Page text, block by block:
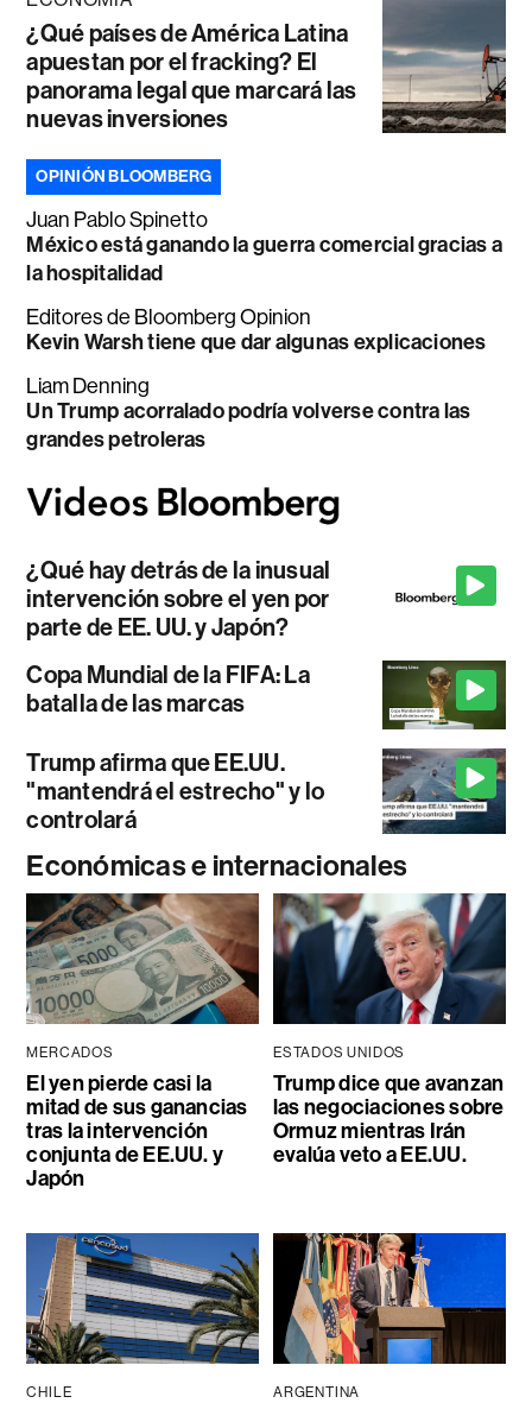
¿Qué países de América Latina
apuestan por el fracking? El
panorama legal que marcará las
nuevas inversiones
OPINIÓN BLOOMBERG
Juan Pablo Spinetto
México está ganando la guerra comercial gracias a
la hospitalidad
Editores de Bloomberg Opinion
Kevin Warsh tiene que dar algunas explicaciones
Liam Denning
Un Trump acorralado podría volverse contra las
grandes petroleras
¿Qué hay detrás de la inusual
intervención sobre el yen por
parte de EE. UU. y Japón?
Copa Mundial de la FIFA: La
batalla de las marcas
Trump afirma que EE.UU.
"mantendrá el estrecho" y lo
controlará
Económicas e internacionales
MERCADOS
El yen pierde casi la
mitad de sus ganancias
tras la intervención
conjunta de EE.UU. y
Japón
ESTADOS UNIDOS
Trump dice que avanzan
las negociaciones sobre
Ormuz mientras Irán
evalúa veto a EE.UU.
CHILE ARGENTINA